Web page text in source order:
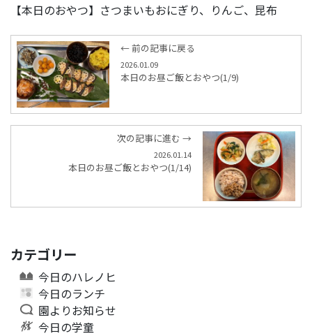
【本日のおやつ】さつまいもおにぎり、りんご、昆布
← 前の記事に戻る
2026.01.09
本日のお昼ご飯とおやつ(1/9)
次の記事に進む →
2026.01.14
本日のお昼ご飯とおやつ(1/14)
カテゴリー
今日のハレノヒ
今日のランチ
園よりお知らせ
今日の学童